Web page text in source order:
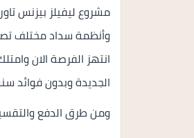
وأنظمة سداد مختلف
انتهز الفرصة الان
الجديدة وبدون فوائد
ومن طرق الدفع